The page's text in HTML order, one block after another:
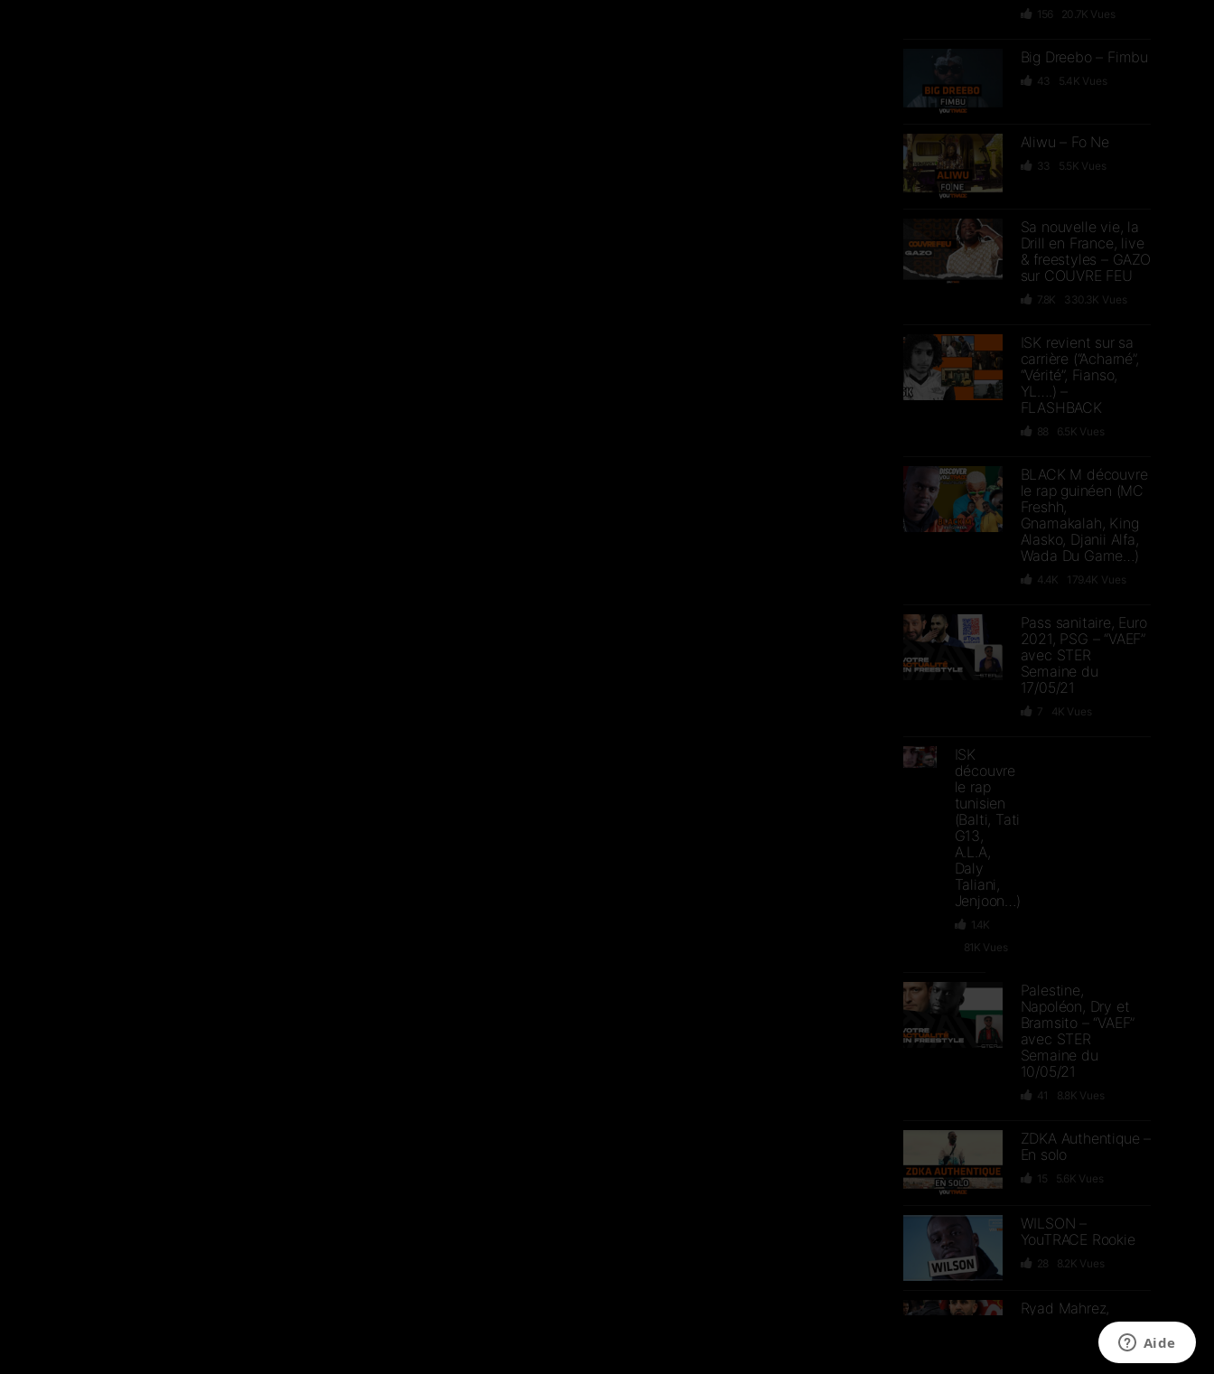
156 20.7K Vues
Big Dreebo – Fimbu
43 5.4K Vues
Aliwu – Fo Ne
33 5.5K Vues
Sa nouvelle vie, la
Drill en France, live
& freestyles – GAZO
sur COUVRE FEU
7.8K 330.3K Vues
ISK revient sur sa
carrière (“Acharné”,
“Vérité”, Fianso,
YL….) –
FLASHBACK
88 6.5KVues
BLACK M découvre
le rap guinéen (MC
Freshh,
Gnamakalah, King
Alasko, Djanii Alfa,
Wada Du Game…)
4.4K 179.4K Vues
Pass sanitaire, Euro
2021, PSG – “VAEF”
avec STER
Semaine du
17/05/21
7 4K Vues
ISK
découvre
le rap
tunisien
(Balti, Tati
G13,
A.L.A,
Daly
Taliani,
Jenjoon…)
1.4K
81K Vues
Palestine,
Napoléon, Dry et
Bramsito – “VAEF”
avec STER
Semaine du
10/05/21
41 8.8KVues
ZDKA Authentique –
En solo
15 5.6KVues
WILSON –
YouTRACE Rookie
28 8.2KVues
Ryad Mahrez,
Vaccin contre le
Manifestations –